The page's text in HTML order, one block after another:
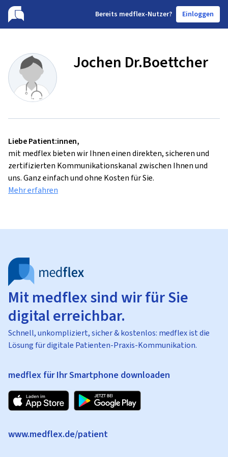
Bereits medflex-Nutzer? Einloggen
Jochen Dr.Boettcher
Liebe Patient:innen,
mit medflex bieten wir Ihnen einen direkten, sicheren und
zertifizierten Kommunikationskanal zwischen Ihnen und
uns. Ganz einfach und ohne Kosten für Sie.
Mehr erfahren
Mit medflex sind wir für Sie
digital erreichbar.
Schnell, unkompliziert, sicher & kostenlos: medflex ist die
Lösung für digitale Patienten-Praxis-Kommunikation.
medflex für Ihr Smartphone downloaden
www.medflex.de/patient